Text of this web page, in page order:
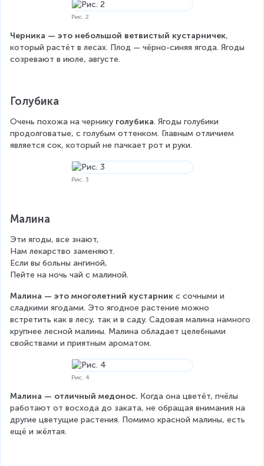
Рис. 2
Черника — это небольшой ветвистый кустарничек,
который растёт в лесах. Плод — чёрно-синяя ягода. Ягоды
созревают в июле, августе.
Голубика
Очень похожа на чернику голубика. Ягоды голубики
продолговатые, с голубым оттенком. Главным отличием
является сок, который не пачкает рот и руки.
Рис. 3
Малина
Эти ягоды, все знают,
Нам лекарство заменяют.
Если вы больны ангиной,
Пейте на ночь чай с малиной.
Малина — это многолетний кустарник с сочными и
сладкими ягодами. Это ягодное растение можно
встретить как в лесу, так и в саду. Садовая малина намного
крупнее лесной малины. Малина обладает целебными
свойствами и приятным ароматом.
Рис. 4
Малина — отличный медонос. Когда она цветёт, пчёлы
работают от восхода до заката, не обращая внимания на
другие цветущие растения. Помимо красной малины, есть
ещё и жёлтая.